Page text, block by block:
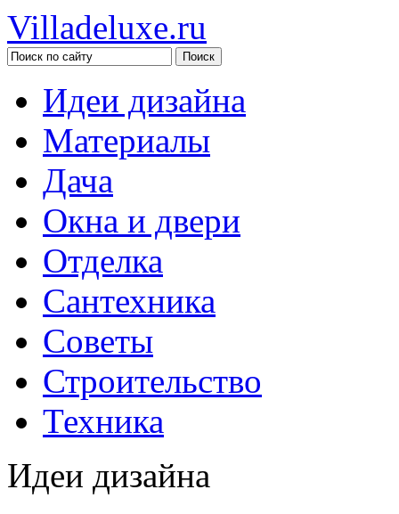
Villadeluxe.ru
Идеи дизайна
Материалы
Дача
Окна и двери
Отделка
Сантехника
Советы
Строительство
Техника
Идеи дизайна